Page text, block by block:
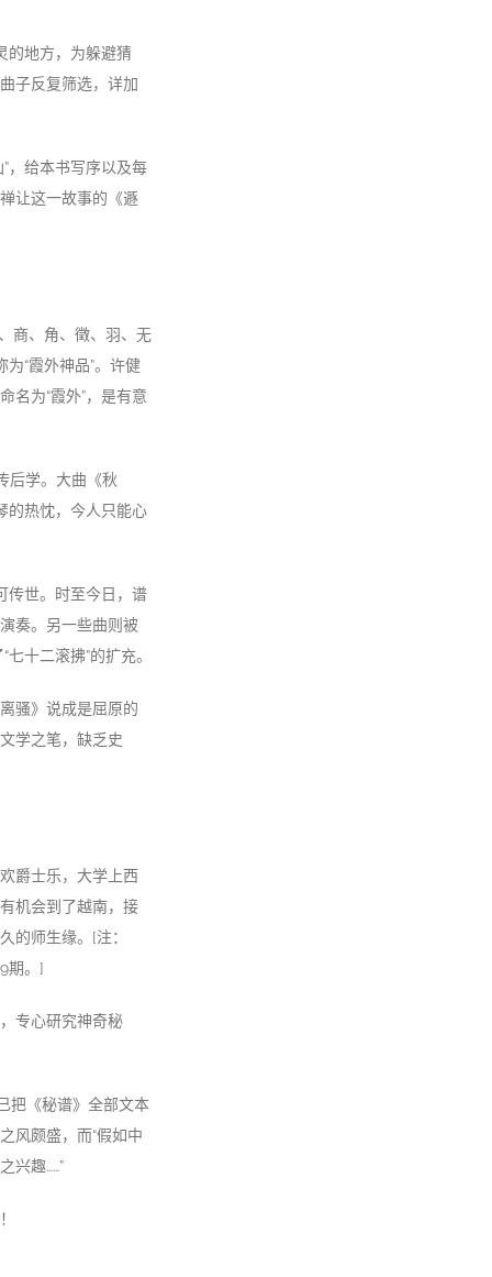
的地方，为躲避猜
子反复筛选，详加
，给本书写序以及每
让这一故事的《遯
商、角、徵、羽、无
“霞外神品”。许健
名为“霞外”，是有意
后学。大曲《秋
的热忱，今人只能心
传世。时至今日，谱
奏。另一些曲则被
十二滚拂”的扩充。
骚》说成是屈原的
学之笔，缺乏史
爵士乐，大学上西
机会到了越南，接
的师生缘。[注：
期。]
专心研究神奇秘
把《秘谱》全部文本
风颇盛，而“假如中
兴趣……”